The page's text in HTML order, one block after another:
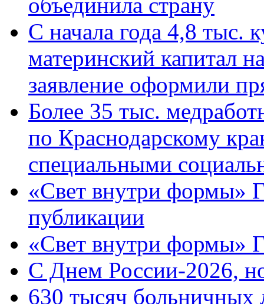
С начала года 4,8 тыс.
материнский капитал
заявление оформили
Более 35 тыс.
по Краснодарскому
специальными
«Свет внутри формы»
публикации
«Свет внутри формы»
C Днем России-2026,
630 тысяч больничных